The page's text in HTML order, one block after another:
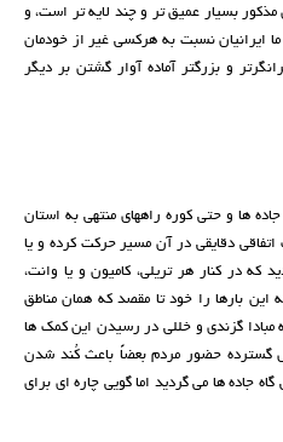
بسیار عمیق تر و چند لایه تر است، و
ایرانیان نسبت به هرکسی غیر از خودمان
و بزرگتر آماده آوار گشتن بر دیگر
ها و حتی کوره راههای منتهی به استان
دقایقی در آن مسیر حرکت کرده و یا
که در کنار هر تریلی، کامیون و یا وانت،
بارها را خود تا مقصد که همان مناطق
مبادا گزندی و خللی در رسیدن این کمک ها
گسترده حضور مردم بعضاً باعث کُند شدن
جاده ها می گردید اما گویی چاره ای برای